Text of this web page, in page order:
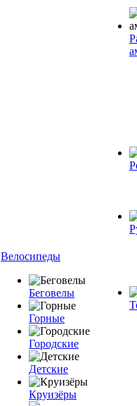
Велосипеды
Беговелы
Горные
Городские
Детские
Круизёры